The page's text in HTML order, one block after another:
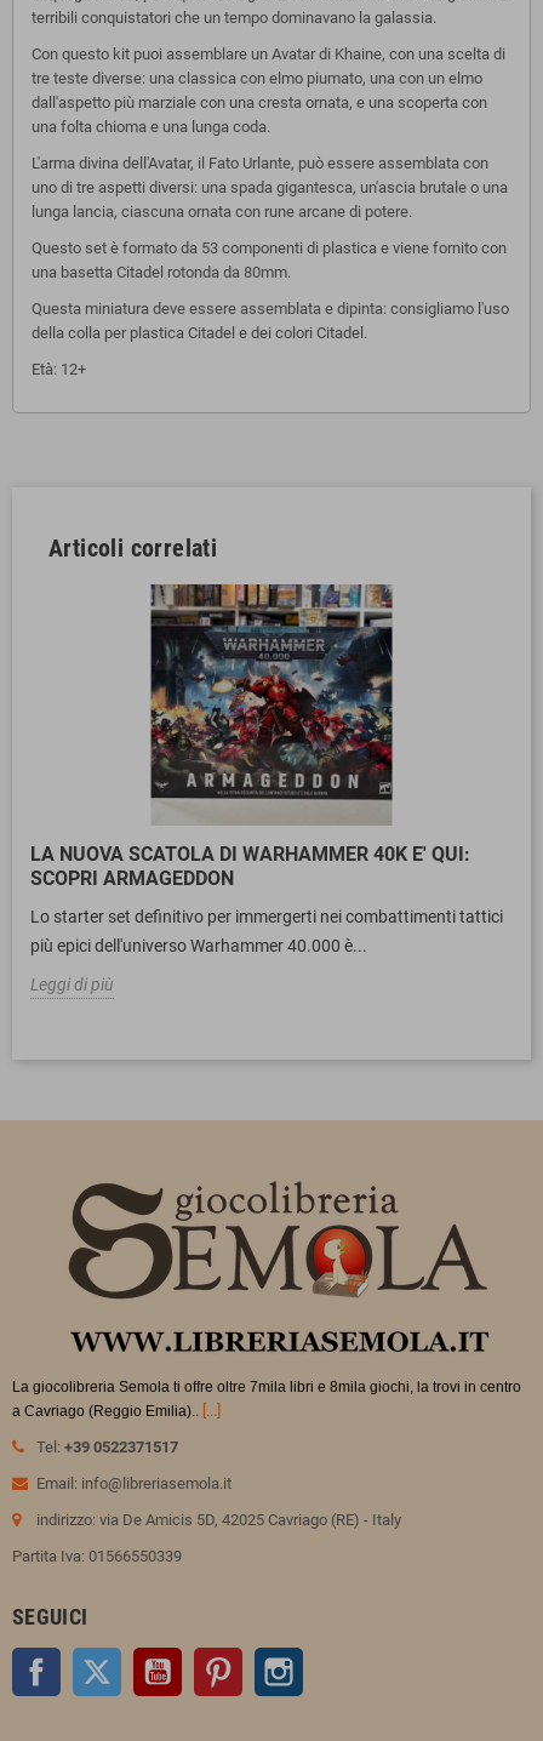
terribili conquistatori che un tempo dominavano la galassia.
Con questo kit puoi assemblare un Avatar di Khaine, con una scelta di
tre teste diverse: una classica con elmo piumato, una con un elmo
dall'aspetto più marziale con una cresta ornata, e una scoperta con
una folta chioma e una lunga coda.
L'arma divina dell'Avatar, il Fato Urlante, può essere assemblata con
uno di tre aspetti diversi: una spada gigantesca, un'ascia brutale o una
lunga lancia, ciascuna ornata con rune arcane di potere.
Questo set è formato da 53 componenti di plastica e viene fornito con
una basetta Citadel rotonda da 80mm.
Questa miniatura deve essere assemblata e dipinta: consigliamo l'uso
della colla per plastica Citadel e dei colori Citadel.
Età: 12+
Articoli correlati
LA NUOVA SCATOLA DI WARHAMMER 40K E' QUI:
SCOPRI ARMAGEDDON
Lo starter set definitivo per immergerti nei combattimenti tattici
più epici dell'universo Warhammer 40.000 è...
Leggi di più
La giocolibreria Semola ti offre oltre 7mila libri e 8mila giochi, la trovi in centro
a Cavriago (Reggio Emilia). . [...]
Tel: +39 0522371517
Email: info@libreriasemola.it
indirizzo: via De Amicis 5D, 42025 Cavriago (RE) - Italy
Partita Iva: 01566550339
SEGUICI
Facebook Twitter YouTube Pinterest